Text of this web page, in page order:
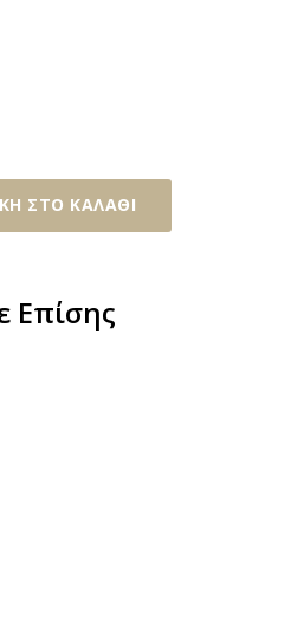
ΣΤΟ ΚΑΛΆΘΙ
Επίσης